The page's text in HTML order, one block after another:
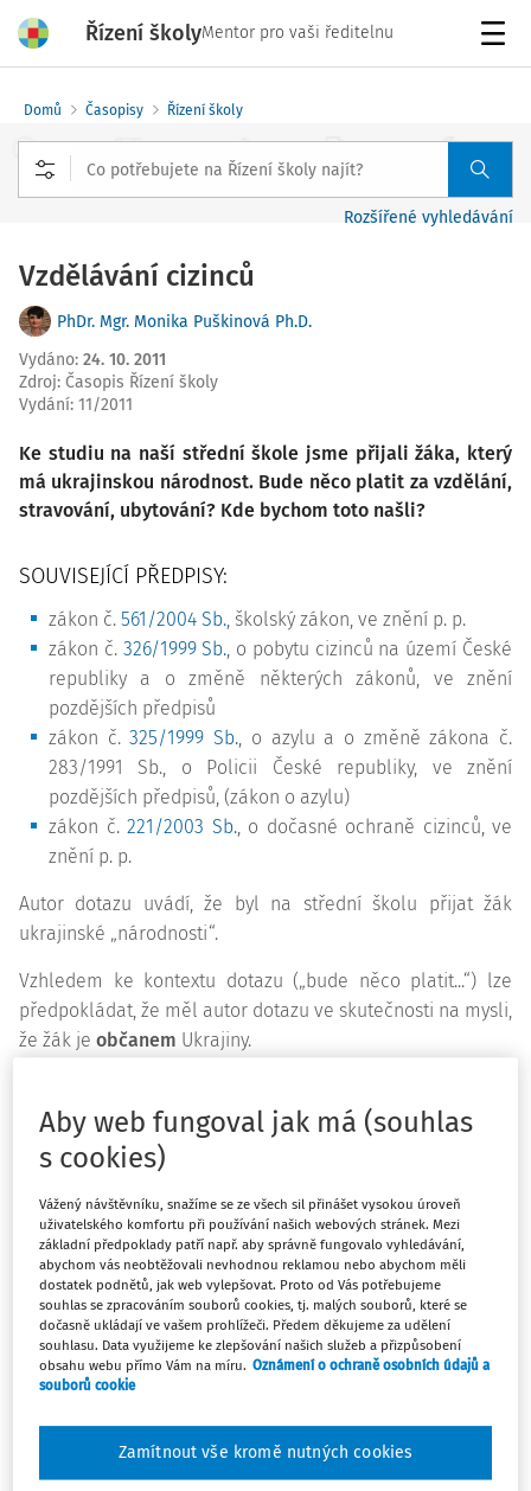
Řízení školyMentor pro vaši ředitelnu
Domů Časopisy Řízení školy
Rozšířené vyhledávání
Vzdělávání cizinců
PhDr. Mgr. Monika Puškinová Ph.D.
Vydáno: 24. 10. 2011
Zdroj: Časopis Řízení školy
Vydání: 11/2011
Ke studiu na naší střední škole jsme přijali žáka, který
má ukrajinskou národnost. Bude něco platit za vzdělání,
stravování, ubytování? Kde bychom toto našli?
SOUVISEJÍCÍ PŘEDPISY:
zákon č. 561/2004 Sb., školský zákon, ve znění p. p.
zákon č. 326/1999 Sb., o pobytu cizinců na území České
republiky a o změně některých zákonů, ve znění
pozdějších předpisů
zákon č.325/1999 Sb., o azylu a o změně zákona č.
283/1991 Sb., o Policii České republiky, ve znění
pozdějších předpisů, (zákon o azylu)
zákon č. 221/2003 Sb., o dočasné ochraně cizinců, ve
znění p. p.
Autor dotazu uvádí, že byl na střední školu přijat žák
ukrajinské „národnosti“.
Vzhledem ke kontextu dotazu („bude něco platit...“) lze
předpokládat, že měl autor dotazu ve skutečnosti na mysli,
že žák je občanem Ukrajiny.
na vzdělávání cizince (občana Ukrajiny), pak tuto situaci
upravuje školský zákon v ustanovení § 20.
Odpověď rozčleníme do následujících bodů:
cizinec, který není občanem EU
oprávněnost pobytu na území ČR
přístup ke vzdělávání a školským službám: vztah
občanů EU a ostatních cizinců
střední vzdělávání žáka, který není občanem EU
školní stravování žáka, který není občanem EU
Aby web fungoval jak má (souhlas
s cookies)
Vážený návštěvníku, snažíme se ze všech sil přinášet vysokou úroveň
uživatelského komfortu při používání našich webových stránek. Mezi
základní předpoklady patří např. aby správně fungovalo vyhledávání,
abychom vás neobtěžovali nevhodnou reklamou nebo abychom měli
dostatek podnětů, jak web vylepšovat. Proto od Vás potřebujeme
souhlas se zpracováním souborů cookies, tj. malých souborů, které se
dočasně ukládají ve vašem prohlížeči. Předem děkujeme za udělení
souhlasu. Data využijeme ke zlepšování našich služeb a přizpůsobení
obsahu webu přímo Vám na míru. Oznámení o ochraně osobních údajů a
souborů cookie
Zamítnout vše kromě nutných cookies